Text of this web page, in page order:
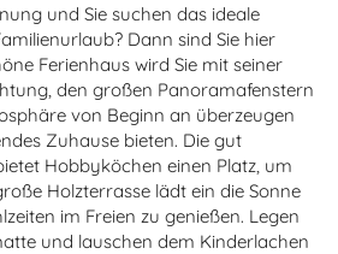
und Sie suchen das ideale
Dann sind Sie hier
Ferienhaus wird Sie mit seiner
den großen Panoramafenstern
von Beginn an überzeugen
Zuhause bieten. Die gut
Hobbyköchen einen Platz, um
Holzterrasse lädt ein die Sonne
im Freien zu genießen. Legen
und lauschen dem Kinderlachen